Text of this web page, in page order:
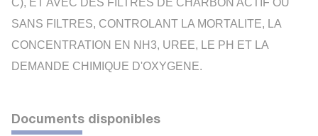
C), ET AVEC DES FILTRES DE CHARBON ACTIF OU
SANS FILTRES, CONTROLANT LA MORTALITE, LA
CONCENTRATION EN NH3, UREE, LE PH ET LA
DEMANDE CHIMIQUE D'OXYGENE.
Documents disponibles